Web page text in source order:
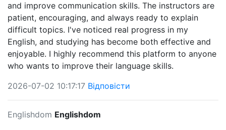
and improve communication skills. The instructors are
patient, encouraging, and always ready to explain
difficult topics. I've noticed real progress in my
English, and studying has become both effective and
enjoyable. I highly recommend this platform to anyone
who wants to improve their language skills.
2026-07-02 10:17:17 Відповісти
Englishdom Englishdom